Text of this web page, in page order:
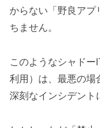
からない「野良アプ
ちません。
このようなシャド
利用）は、最悪の場
深刻なインシデント